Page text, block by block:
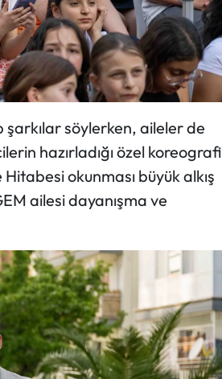
söylerken, aileler de
hazırladığı özel koreografi
okunması büyük alkış
ailesi dayanışma ve